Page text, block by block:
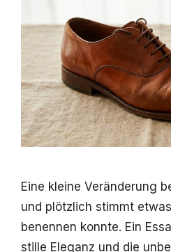
Eine kleine Veränderung
und plötzlich stimmt
benennen konnte. Ein
stille Eleganz und die